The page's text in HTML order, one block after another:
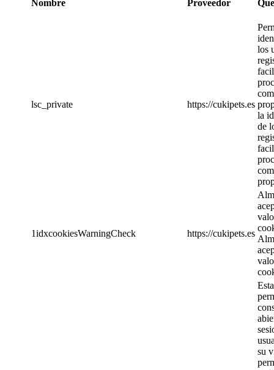
Nombre Proveedor
lsc_private https://cukipets.es
los
la
de
1idxcookiesWarningCheck https://cukipets.es
su